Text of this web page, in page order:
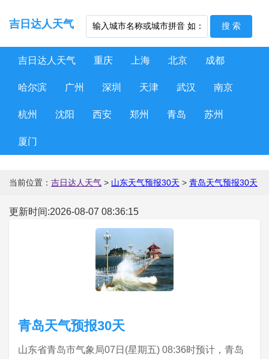
吉日达人天气
吉日达人天气 重庆 上海 北京 成都
哈尔滨 广州 深圳 天津 武汉 南京
杭州 沈阳 西安 郑州 青岛 苏州
厦门
当前位置： 吉日达人天气 > 山东天气预报30天 > 青岛天气预报30天
更新时间:2026-08-07 08:36:15
青岛天气预报30天
山东省青岛市气象局07日(星期五) 08:36时预计，青岛